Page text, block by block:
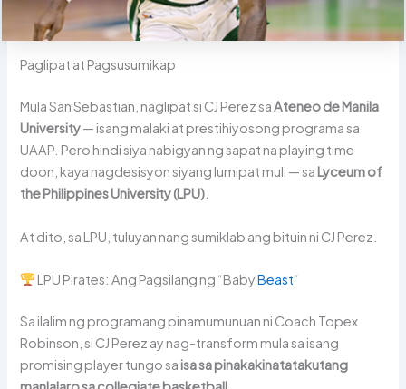
Paglipat at Pagsusumikap
Mula San Sebastian, naglipat si CJ Perez saAteneo de Manila
University— isang malaki at prestihiyosong programa sa
UAAP. Pero hindi siya nabigyan ng sapat na playing time
doon, kaya nagdesisyon siyang lumipat muli — sa Lyceum of
the Philippines University (LPU)
At dito, sa LPU, tuluyan nang sumiklab ang bituin ni CJ Perez.
LPU Pirates: Ang Pagsilang ng “BabyBeast“
Sa ilalim ng programang pinamumunuan ni Coach Topex
Robinson, si CJ Perez ay nag-transform mula sa isang
promising player tungo sa isa sa pinakakinatatakutang